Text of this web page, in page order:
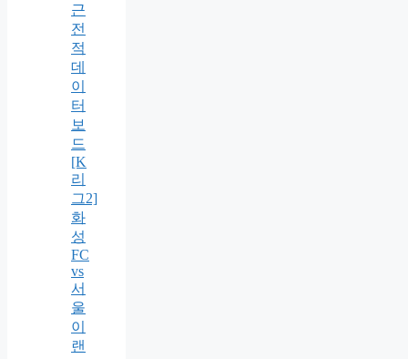
근
전
적
데
이
터
보
드
[K
리
그2]
화
성
FC
vs
서
울
이
랜